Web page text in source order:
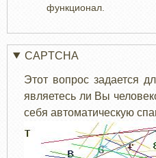
функционал.
CAPTCHA
Этот вопрос задается
являетесь ли Вы
себя автоматическую